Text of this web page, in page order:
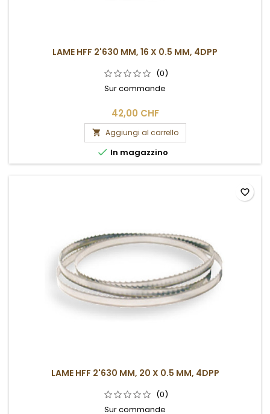
LAME HFF 2'630 MM, 16 X 0.5 MM, 4DPP
(0)
Sur commande
42,00 CHF
 Aggiungi al carrello
 In magazzino
LAME HFF 2'630 MM, 20 X 0.5 MM, 4DPP
(0)
Sur commande
favorite_border